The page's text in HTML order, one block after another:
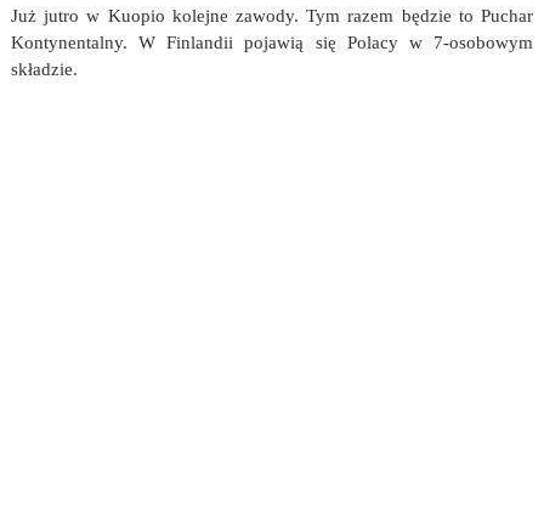
Już jutro w Kuopio kolejne zawody. Tym razem będzie to Puchar
Kontynentalny. W Finlandii pojawią się Polacy w 7-osobowym
składzie.